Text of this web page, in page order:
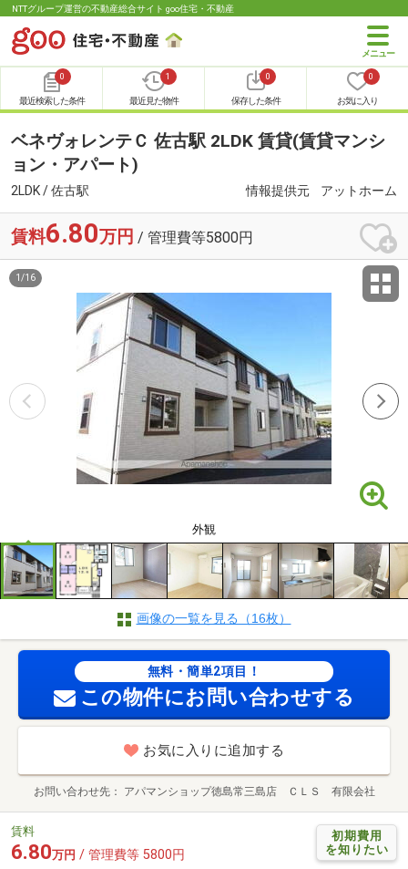
NTTグループ運営の不動産総合サイト goo住宅・不動産
0
最近検索した条件
1
最近見た物件
0
保存した条件
0
お気に入り
ベネヴォレンテＣ 佐古駅 2LDK 賃貸(賃貸マンシ
ョン・アパート)
2LDK / 佐古駅 情報提供元 アットホーム
賃料6.80万円 / 管理費等5800円
外観
1 /16
画像の一覧を見る（16枚）
無料・簡単2項目！
この物件にお問い合わせする
お気に入りに追加する
お問い合わせ先 アパマンショップ徳島常三島店 ＣＬＳ 有限会社
初期費用
を知りたい
賃料
6.80万円 / 管理費等 5800円